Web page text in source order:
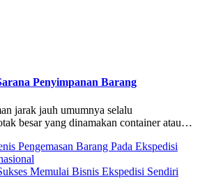
Penyimpanan Barang
jarak jauh umumnya selalu
besar yang dinamakan container atau…
Pengemasan Barang Pada Ekspedisi
Memulai Bisnis Ekspedisi Sendiri